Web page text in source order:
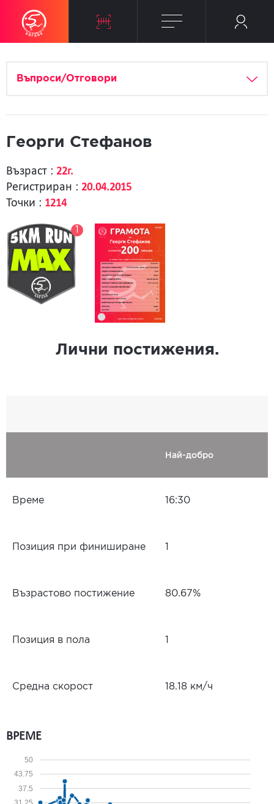
Въпроси/Отговори
Георги Стефанов
Възраст : 22г.
Регистриран : 20.04.2015
Точки : 1214
Лични постижения.
Най-добро
Време 16:30
Позиция при финиширане
Възрастово постижение 80.67%
Позиция в пола
Средна скорост 18.18 км/ч
ВРЕМЕ
37.5
43.75
50